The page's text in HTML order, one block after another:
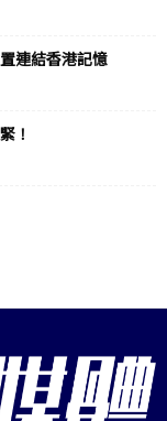
連結香港記憶
！